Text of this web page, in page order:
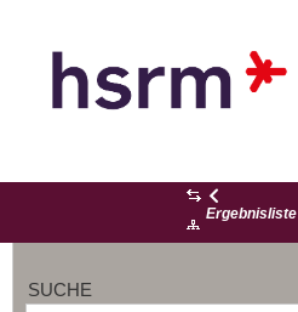
Ergebnisliste
SUCHE